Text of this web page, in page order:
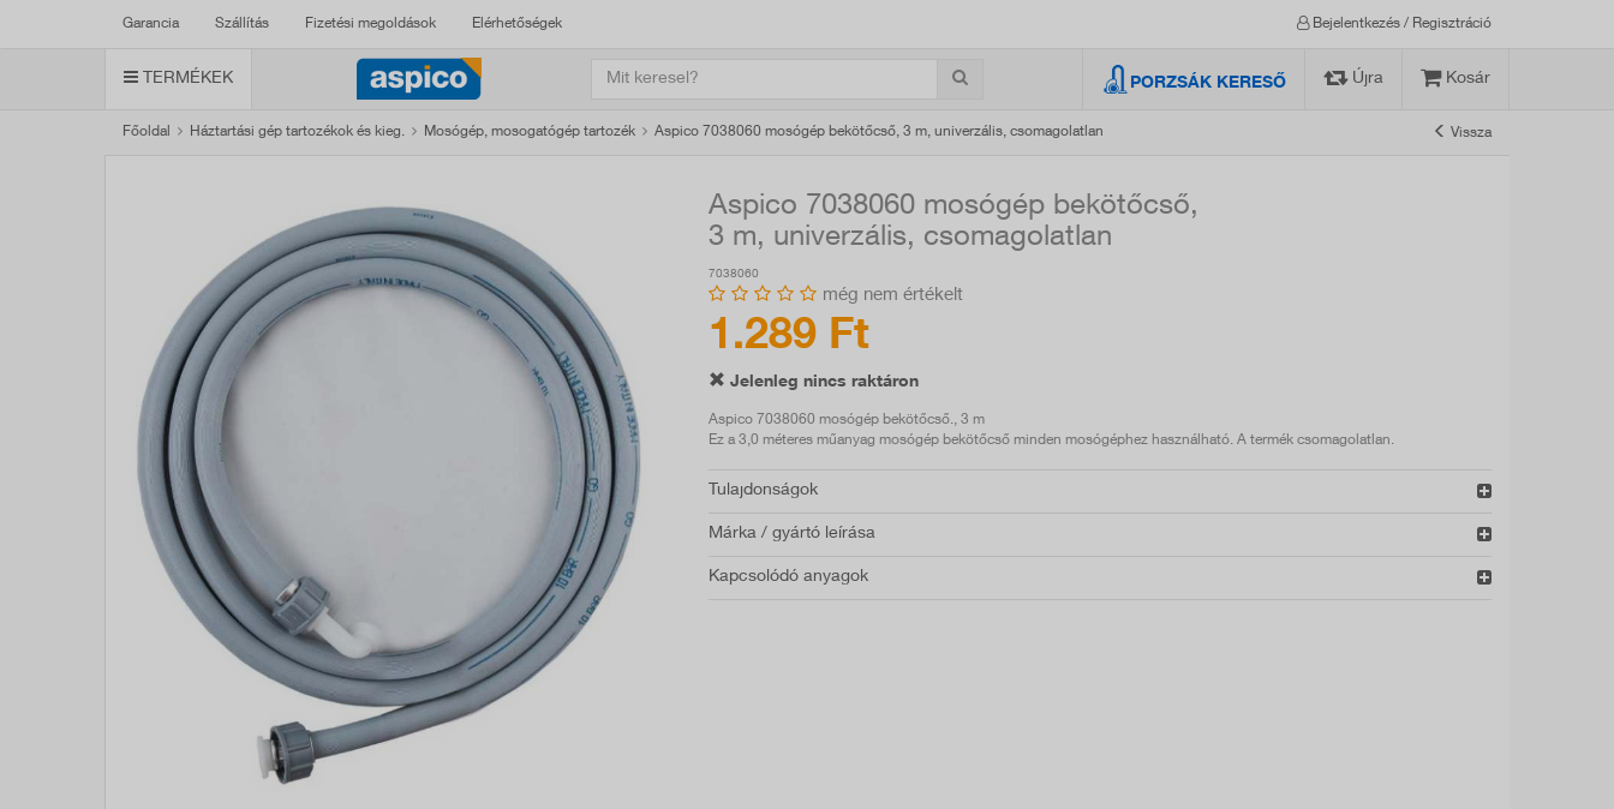
Garancia Szállítás Fizetési megoldások Elérhetőségek Bejelentkezés / Regisztráció
TERMÉKEK PORZSÁK KERESŐ Újra Kosár
Főoldal Háztartási gép tartozékok és kieg. Mosógép, mosogatógép tartozék Aspico 7038060 mosógép bekötőcső, 3 m, univerzális, csomagolatlan Vissza
Aspico 7038060 mosógép bekötőcső,
3 m, univerzális, csomagolatlan
7038060
még nem értékelt
1.289 Ft
Jelenleg nincs raktáron
Aspico 7038060 mosógép bekötőcső., 3 m
Ez a 3,0 méteres műanyag mosógép bekötőcső minden mosógéphez használható. A termék csomagolatlan.
Tulajdonságok
Márka / gyártó leírása
Kapcsolódó anyagok